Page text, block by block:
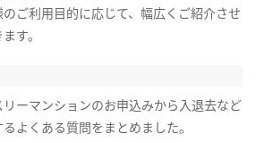
のご利用目的に応じて、幅広くご紹介させ
す。
リーマンションのお申込みから入退去など
よくある質問をまとめました。